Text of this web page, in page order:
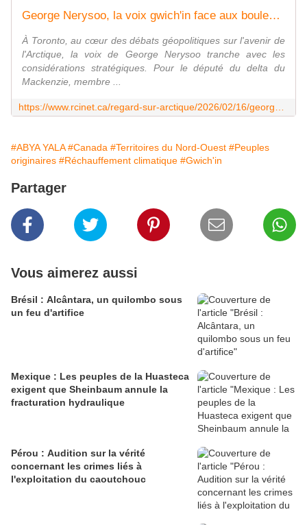
George Nerysoo, la voix gwich'in face aux bouleversements du Grand Nord
À Toronto, au cœur des débats géopolitiques sur l'avenir de
l'Arctique, la voix de George Nerysoo tranche avec les
considérations stratégiques. Pour le député du delta du
Mackenzie, membre ...
#ABYA YALA #Canada #Territoires du Nord-Ouest #Peuples
originaires #Réchauffement climatique #Gwich'in
Partager
Vous aimerez aussi
Brésil : Alcântara, un quilombo sous
un feu d'artifice
Mexique : Les peuples de la Huasteca
exigent que Sheinbaum annule la
fracturation hydraulique
Pérou : Audition sur la vérité
concernant les crimes liés à
l'exploitation du caoutchouc